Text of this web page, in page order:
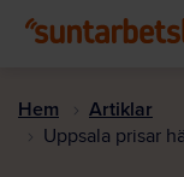
Hem Artiklar
Uppsala prisar